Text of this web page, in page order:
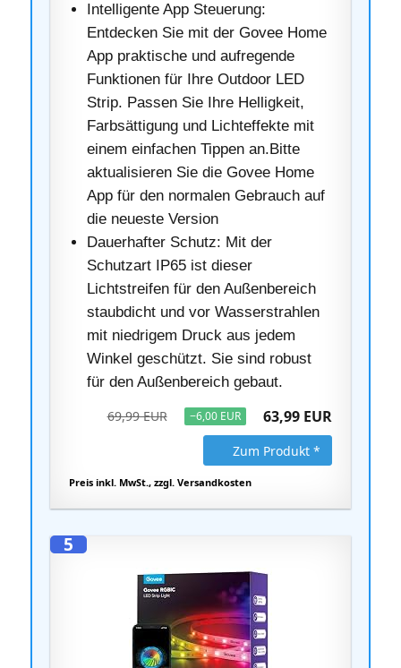
Intelligente App Steuerung:
Entdecken Sie mit der Govee Home
App praktische und aufregende
Funktionen für Ihre Outdoor LED
Strip. Passen Sie Ihre Helligkeit,
Farbsättigung und Lichteffekte mit
einem einfachen Tippen an.Bitte
aktualisieren Sie die Govee Home
App für den normalen Gebrauch auf
die neueste Version
Dauerhafter Schutz: Mit der
Schutzart IP65 ist dieser
Lichtstreifen für den Außenbereich
staubdicht und vor Wasserstrahlen
mit niedrigem Druck aus jedem
Winkel geschützt. Sie sind robust
für den Außenbereich gebaut.
69,99 EUR −6,00 EUR 63,99 EUR
Zum Produkt *
Preis inkl. MwSt., zzgl. Versandkosten
5